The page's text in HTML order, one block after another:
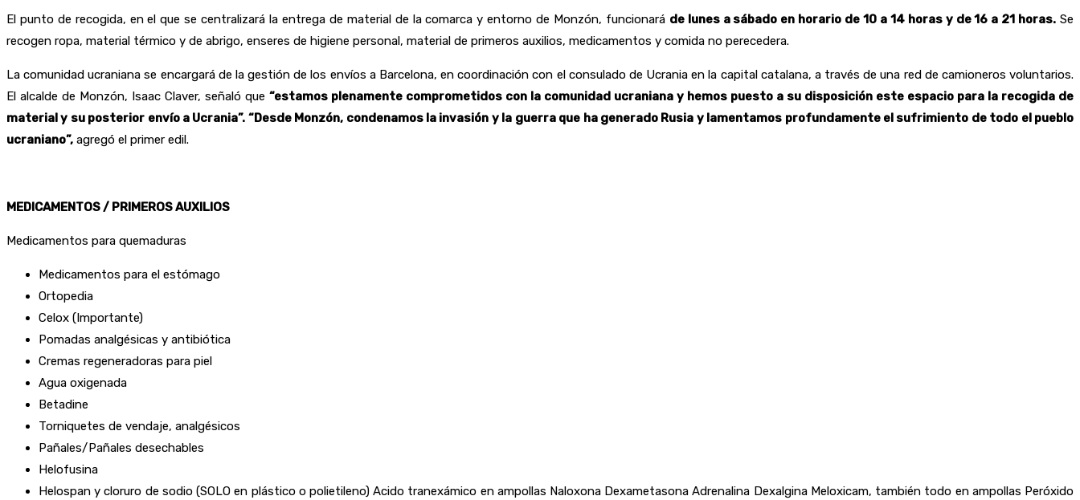
El punto de recogida, en el que se centralizará la entrega de material de la comarca y entorno de Monzón, funcionará de lunes a sábado en horario de 10 a 14 horas y de 16 a 21 horas. Se
recogen ropa, material térmico y de abrigo, enseres de higiene personal, material de primeros auxilios, medicamentos y comida no perecedera.
La comunidad ucraniana se encargará de la gestión de los envíos a Barcelona, en coordinación con el consulado de Ucrania en la capital catalana, a través de una red de camioneros voluntarios.
El alcalde de Monzón, Isaac Claver, señaló que “estamos plenamente comprometidos con la comunidad ucraniana y hemos puesto a su disposición este espacio para la recogida de
material y su posterior envío a Ucrania”. “Desde Monzón, condenamos la invasión y la guerra que ha generado Rusia y lamentamos profundamente el sufrimiento de todo el pueblo
ucraniano”, agregó el primer edil.
MEDICAMENTOS/ PRIMEROS AUXILIOS
Medicamentos para quemaduras
Medicamentos para el estómago
Ortopedia
Celox (Importante)
Pomadas analgésicas y antibiótica
Cremas regeneradoras para piel
Agua oxigenada
Betadine
Torniquetes de vendaje, analgésicos
Pañales/Pañales desechables
Helofusina
Helospan y cloruro de sodio (SOLO en plástico o polietileno) Acido tranexámico en ampollas Naloxona Dexametasona Adrenalina Dexalgina Meloxicam, también todo en ampollas Peróxido